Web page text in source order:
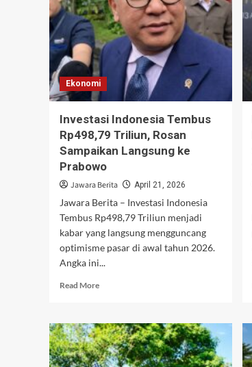
Polisi
Ungkap
Jaringan
Narkoba
Erwin
Ekonomi
Investasi Indonesia Tembus
Rp498,79 Triliun, Rosan
Sampaikan Langsung ke
Prabowo
Jawara Berita April 21, 2026
Jawara Berita – Investasi Indonesia
Tembus Rp498,79 Triliun menjadi
kabar yang langsung mengguncang
optimisme pasar di awal tahun 2026.
Angka ini...
Read MoreRead
Investasi
Indonesia
Tembus
Rp498,79